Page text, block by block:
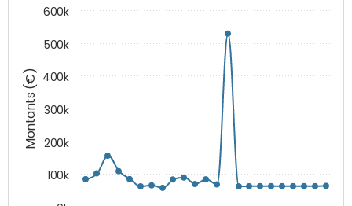
Montants (€)
100k
200k
300k
400k
500k
600k